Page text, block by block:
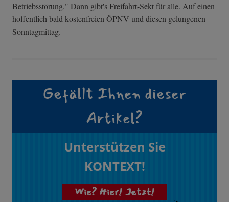
Betriebsstörung." Dann gibt's Freifahrt-Sekt für alle. Auf einen
hoffentlich bald kostenfreien ÖPNV und diesen gelungenen
Sonntagmittag.
Gefällt Ihnen dieser
Artikel?
Unterstützen Sie
KONTEXT!
Wie? Hier! Jetzt!